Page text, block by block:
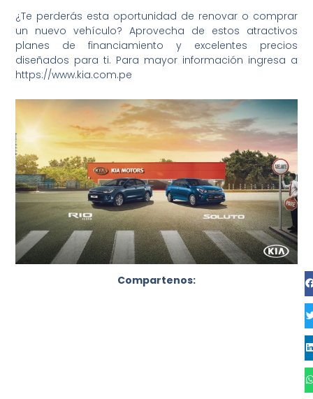
¿Te perderás esta oportunidad de renovar o comprar
un nuevo vehículo? Aprovecha de estos atractivos
planes de financiamiento y excelentes precios
diseñados para ti. Para mayor información ingresa a
https://www.kia.com.pe
Compartenos: